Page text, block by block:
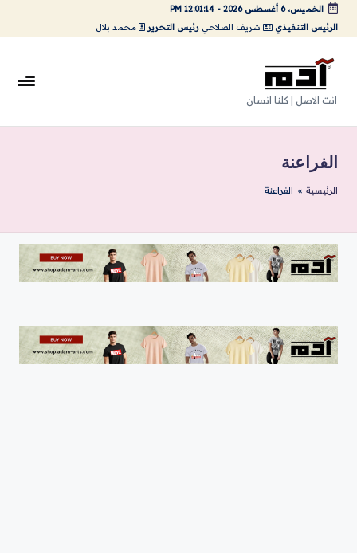
التجاوز
الخميس، 6 أغسطس 2026 -
12:01:14 PM
الرئيس التنفيذي
شريف الصلاحي رئيس التحرير محمد بلال
A
da
m
Ar
|
اد
م
س
انت الاصل | كلنا انسان
الفراعنة
الرئيسية » الفراعنة